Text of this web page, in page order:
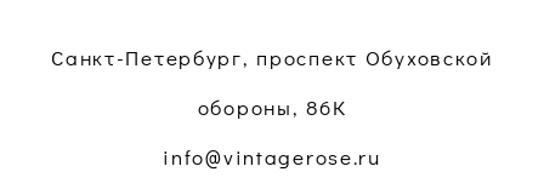
Санкт-Петербург, проспект Обуховской
обороны, 86К
info@vintagerose.ru